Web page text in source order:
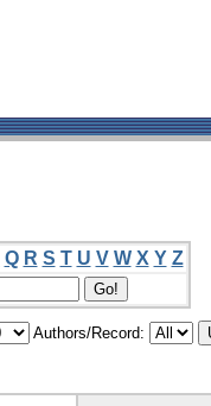
Q R S T U V W X Y Z
Authors/Record: